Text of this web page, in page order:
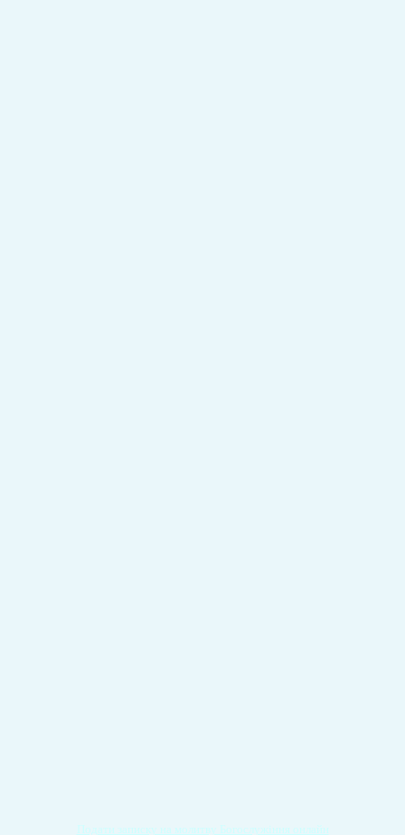
Подати записку на молитву Богослужіння онлайн